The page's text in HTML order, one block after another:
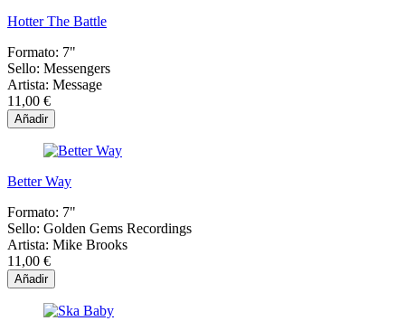
Hotter The Battle
Formato: 7"
Sello: Messengers
Artista: Message
11,00 €
Añadir
Better Way
Formato: 7"
Sello: Golden Gems Recordings
Artista: Mike Brooks
11,00 €
Añadir